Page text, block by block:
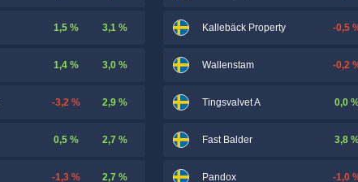
1,5 % 3,1 %
1,4 % 3,0 %
-3,2 % 2,9 %
0,5 % 2,7 %
-1,3 % 2,7 %
Kallebäck Property -0,5
Wallenstam -0,2
Tingsvalvet A 0,0
Fast Balder 3,8
Pandox -1,0